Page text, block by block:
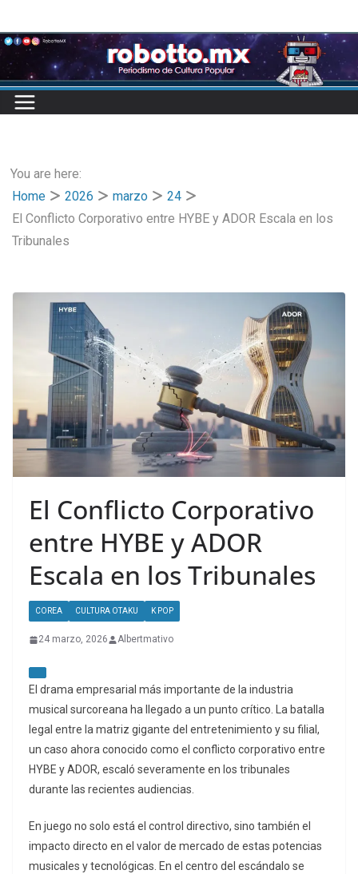
to
content
You are here:
Home
2026 marzo
24
El Conflicto Corporativo entre HYBE y ADOR Escala en los
Tribunales
El Conflicto Corporativo
entre HYBE y ADOR
Escala en los Tribunales
COREA CULTURA OTAKU K POP
24 marzo, 2026 Albertmativo
El drama empresarial más importante de la industria
musical surcoreana ha llegado a un punto crítico. La batalla
legal entre la matriz gigante del entretenimiento y su filial,
un caso ahora conocido como el conflicto corporativo entre
HYBE y ADOR, escaló severamente en los tribunales
durante las recientes audiencias.
En juego no solo está el control directivo, sino también el
impacto directo en el valor de mercado de estas potencias
musicales y tecnológicas. En el centro del escándalo se